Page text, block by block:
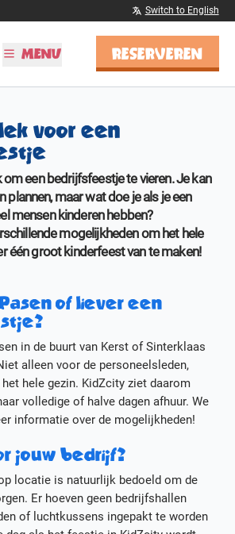
Switch to English
MENU RESERVEREN
voor een
om een bedrijfsfeestje te vieren. Je kan
plannen, maar wat doe je als je een
mensen kinderen hebben?
mogelijkheden om het hele
één groot kinderfeest van te maken!
of liever een
in de buurt van Kerst of Sinterklaas
alleen voor de personeelsleden,
hele gezin. KidZcity ziet daarom
volledige of halve dagen afhuur. We
informatie over de mogelijkheden!
jouw bedrijf?
locatie is natuurlijk bedoeld om de
Er hoeven geen bedrijfshallen
of luchtkussens ingepakt te worden